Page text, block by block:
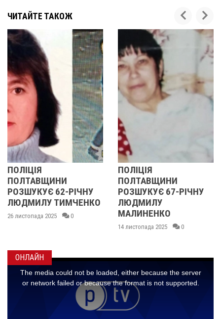
ЧИТАЙТЕ ТАКОЖ
РІЧНУ
0
ПОЛТАВЩИНИ
РОЗШУКУЄ 67-РІЧНУ
ЛЮДМИЛУ
МАЛИНЕНКО
0
ОБЛАСТІ
14 листопада 2025
ОНЛАЙН